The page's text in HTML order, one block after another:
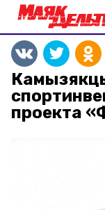
проекта